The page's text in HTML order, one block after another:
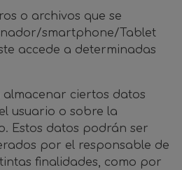
o archivos que se
smartphone/Tablet
accede a determinadas
almacenar ciertos datos
usuario o sobre la
Estos datos podrán ser
por el responsable de
finalidades, como por